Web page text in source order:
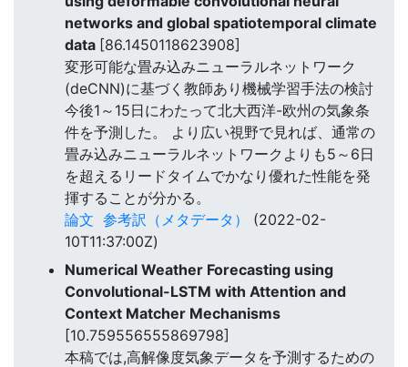
networks and global spatiotemporal climate
data [86.1450118623908]
変形可能な畳み込みニューラルネットワーク
(deCNN)に基づく教師あり機械学習手法の検討
今後1～15日にわたって北大西洋-欧州の気象条
件を予測した。 より広い視野で見れば、通常の
畳み込みニューラルネットワークよりも5～6日
を超えるリードタイムでかなり優れた性能を発
揮することが分かる。
論文 参考訳（メタデータ）
(2022-02-
10T11:37:00Z)
Numerical Weather Forecasting using
Convolutional-LSTM with Attention and
Context Matcher Mechanisms
[10.759556555869798]
本稿では,高解像度気象データを予測するための